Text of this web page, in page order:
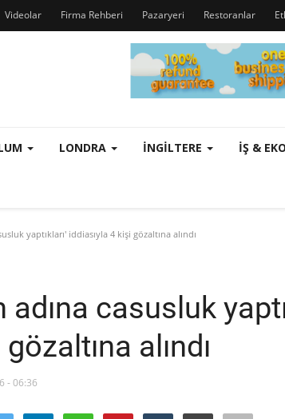
Videolar Firma Rehberi Pazaryeri Restoranlar
LONDRA İNGILTERE İŞ &
yaptıkları' iddiasıyla 4 kişi gözaltına alındı
casusluk
alındı
- 06:36